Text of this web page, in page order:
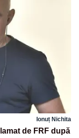
Ionuț Nichita
de FRF după